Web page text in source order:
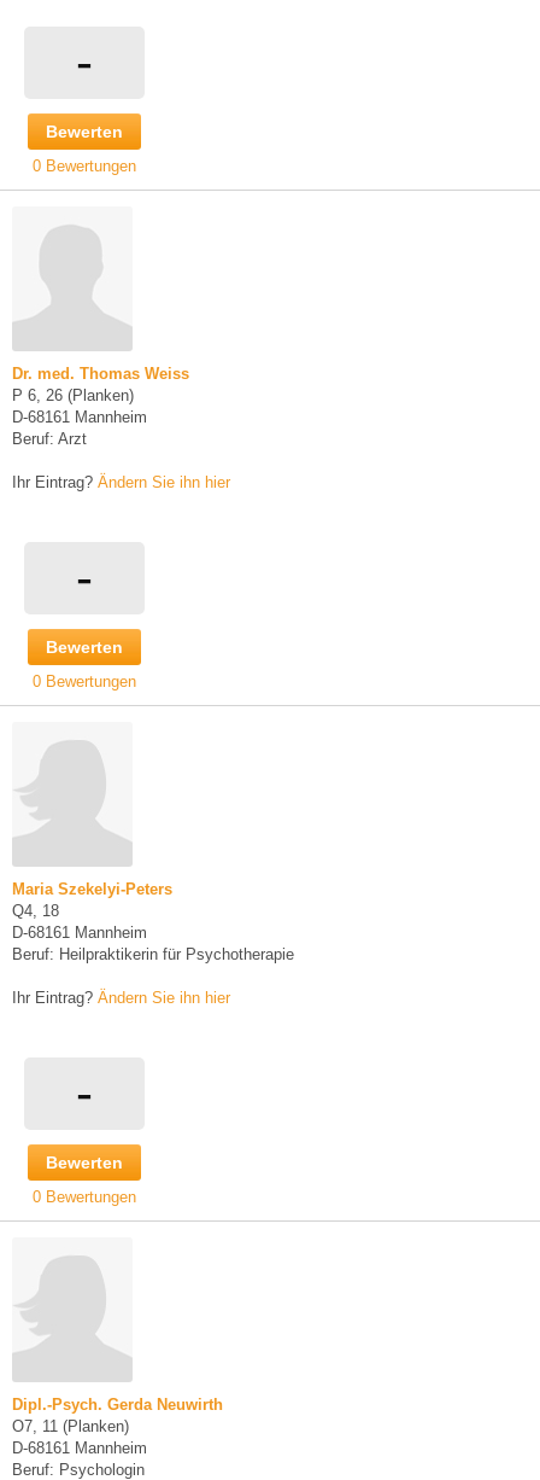
-
Bewerten
0 Bewertungen
Dr. med. Thomas Weiss
P 6, 26 (Planken)
D-68161 Mannheim
Beruf: Arzt
Ihr Eintrag? Ändern Sie ihn hier
-
Bewerten
0 Bewertungen
Maria Szekelyi-Peters
Q4, 18
D-68161 Mannheim
Beruf: Heilpraktikerin für Psychotherapie
Ihr Eintrag? Ändern Sie ihn hier
-
Bewerten
0 Bewertungen
Dipl.-Psych. Gerda Neuwirth
O7, 11 (Planken)
D-68161 Mannheim
Beruf: Psychologin